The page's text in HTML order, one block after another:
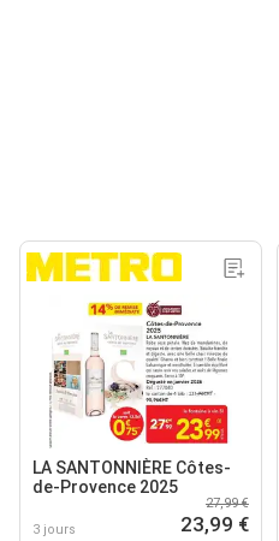
LA SANTONNIÈRE Côtes-
de-Provence 2025
3 jours
27,99 €
23,99 €